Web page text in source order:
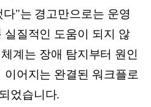
"는 경고만으로는 운영
실질적인 도움이 되지 않
계는 장애 탐지부터 원인
이어지는 완결된 워크플로
었습니다.